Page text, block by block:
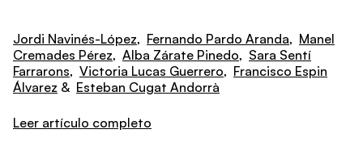
Jordi Navinés-López, Fernando Pardo Aranda, Manel
Cremades Pérez, Alba Zárate Pinedo, Sara Sentí
Farrarons, Victoria Lucas Guerrero, Francisco Espin
Álvarez & Esteban Cugat Andorrà
Leer artículo completo